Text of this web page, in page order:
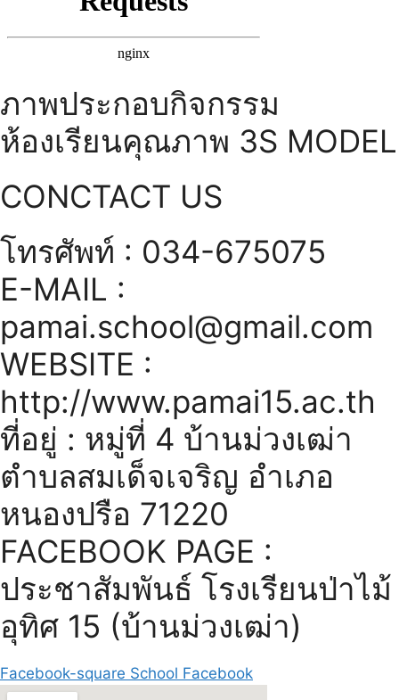
ภาพประกอบกิจกรรม
ห้องเรียนคุณภาพ 3S MODEL
CONCTACT US
โทรศัพท์ : 034-675075
E-MAIL :
pamai.school@gmail.com
WEBSITE :
http://www.pamai15.ac.th
ที่อยู่ : หมู่ที่ 4 บ้านม่วงเฒ่า
ตำบลสมเด็จเจริญ อำเภอ
หนองปรือ 71220
FACEBOOK PAGE :
ประชาสัมพันธ์ โรงเรียนป่าไม้
อุทิศ 15 (บ้านม่วงเฒ่า)
Facebook-square School Facebook